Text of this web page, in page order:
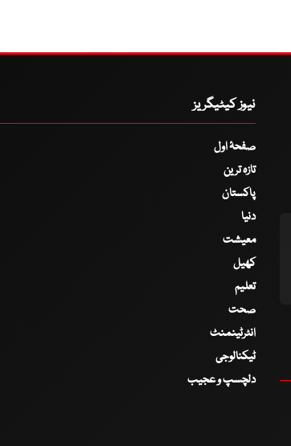
نیوز کیٹیگریز
صفحۂ اول
تازہ ترین
پاکستان
دنیا
معیشت
کھیل
تعلیم
صحت
انٹرٹینمنٹ
ٹیکنالوجی
دلچسپ و عجیب